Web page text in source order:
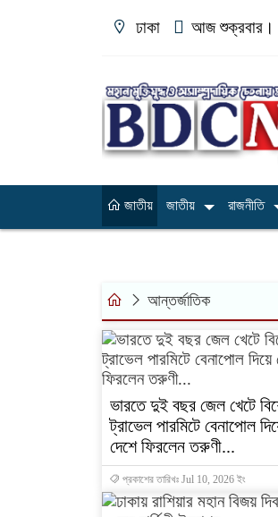
ঢাকা আজ শুক্রবার।
জাতীয় জাতীয় রাজনীতি
আন্তর্জাতিক
ভারতে দুই বছর জেল খেটে
ট্রাভেল পারমিটে বেনাপোল
দেশে ফিরলেন তরুণী...
প্রকাশের তারিখঃ Jul 10, 2026 ইং